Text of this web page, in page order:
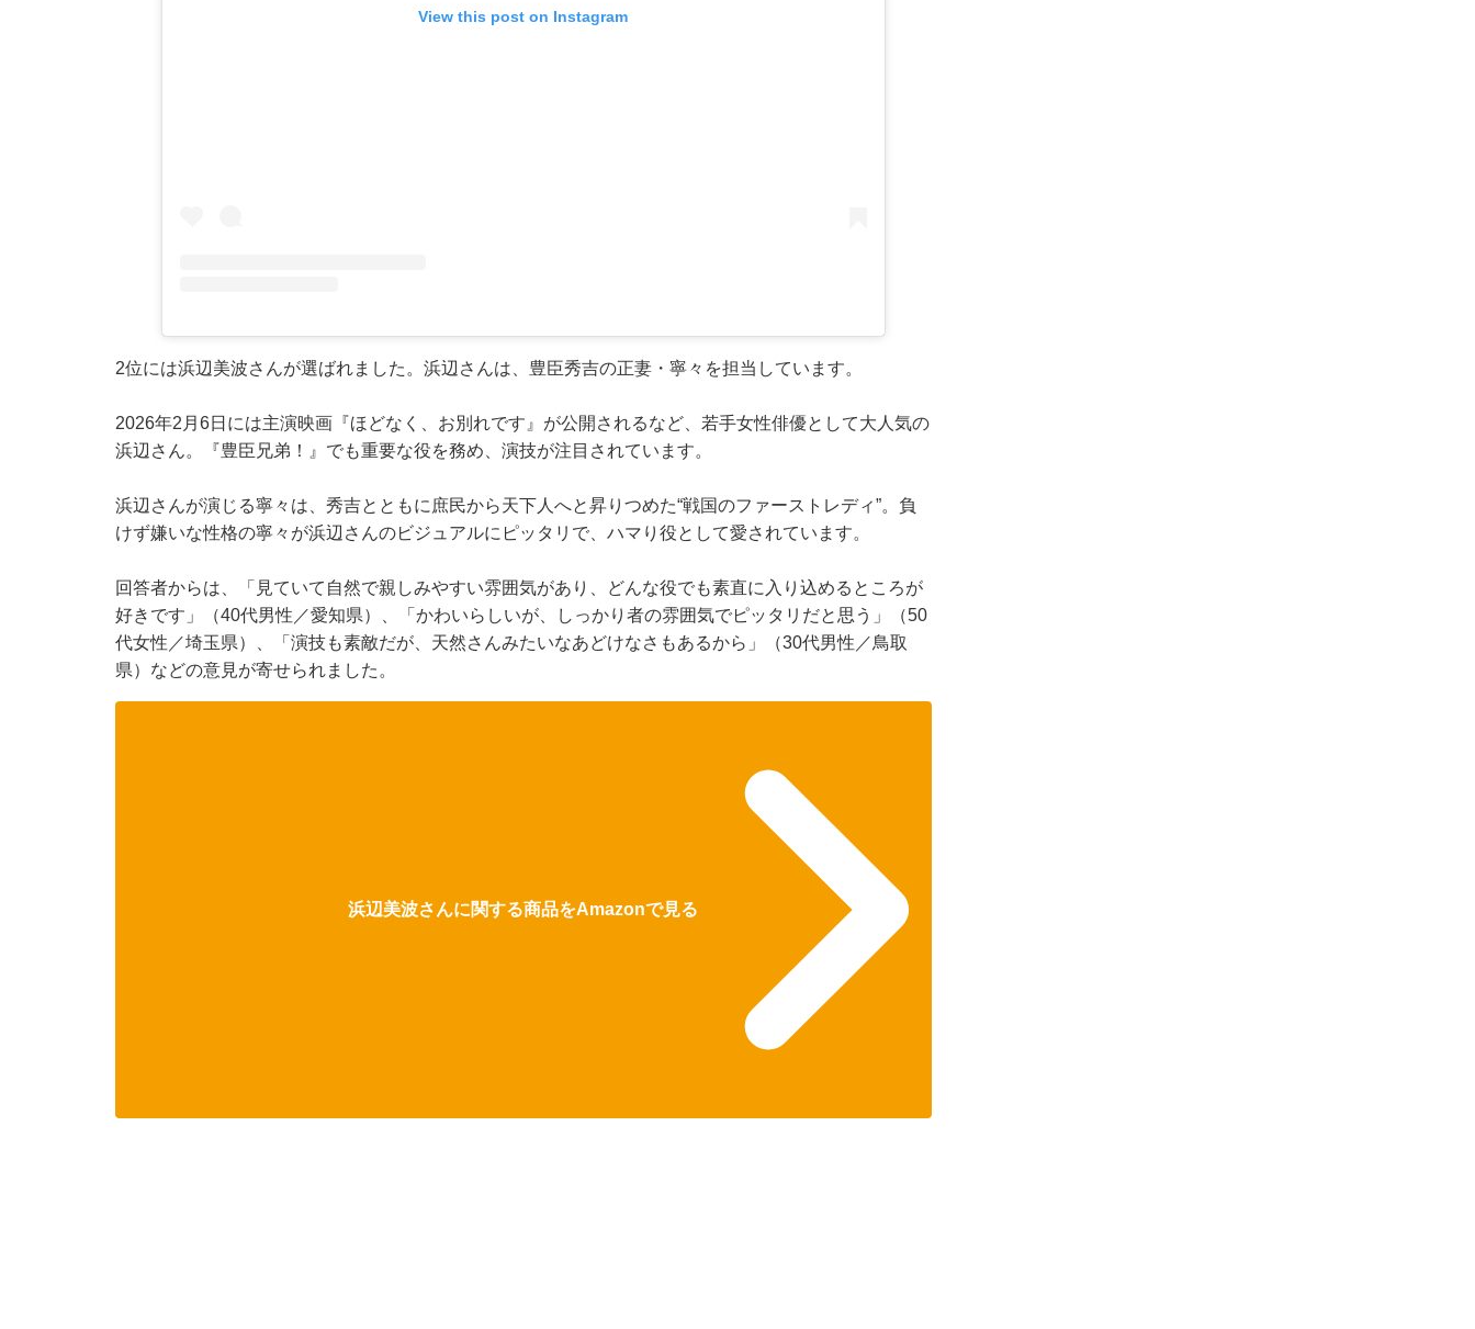
View this post on Instagram
2位には浜辺美波さんが選ばれました。浜辺さんは、豊臣秀吉の正妻・寧々を担当しています。
2026年2月6日には主演映画『ほどなく、お別れです』が公開されるなど、若手女性俳優として大人気の
浜辺さん。『豊臣兄弟！』でも重要な役を務め、演技が注目されています。
浜辺さんが演じる寧々は、秀吉とともに庶民から天下人へと昇りつめた“戦国のファーストレディ”。負
けず嫌いな性格の寧々が浜辺さんのビジュアルにピッタリで、ハマり役として愛されています。
回答者からは、「見ていて自然で親しみやすい雰囲気があり、どんな役でも素直に入り込めるところが
好きです」（40代男性／愛知県）、「かわいらしいが、しっかり者の雰囲気でピッタリだと思う」（50
代女性／埼玉県）、「演技も素敵だが、天然さんみたいなあどけなさもあるから」（30代男性／鳥取
県）などの意見が寄せられました。
浜辺美波さんに関する商品をAmazonで見る